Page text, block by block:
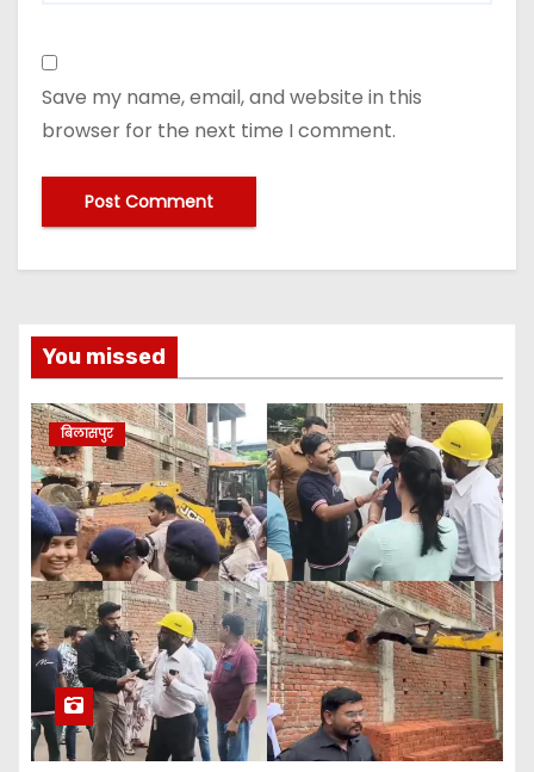
Save my name, email, and website in this
browser for the next time I comment.
You missed
बिलासपुर